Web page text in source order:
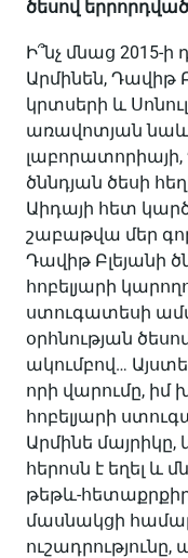
ծեսով երրորդված
Ի՞նչ մնաց 2015-ի
Արմինեն, Դավիթ
կրտսերի և
առավոտյան
ծննդյան ծեսի
Աիդայի հետ
շաբաթվա մեր
Դավիթ Բլեյանի
հոբելյարի
ստուգատեսի
օրհնության
ակումբով…
որի վարումը, իմ
հոբելյարի
Արմինե մայրիկը,
հերոսն է եղել և
թեթև-հետաքրքիր
մասնակցի
ուշադրությունը,